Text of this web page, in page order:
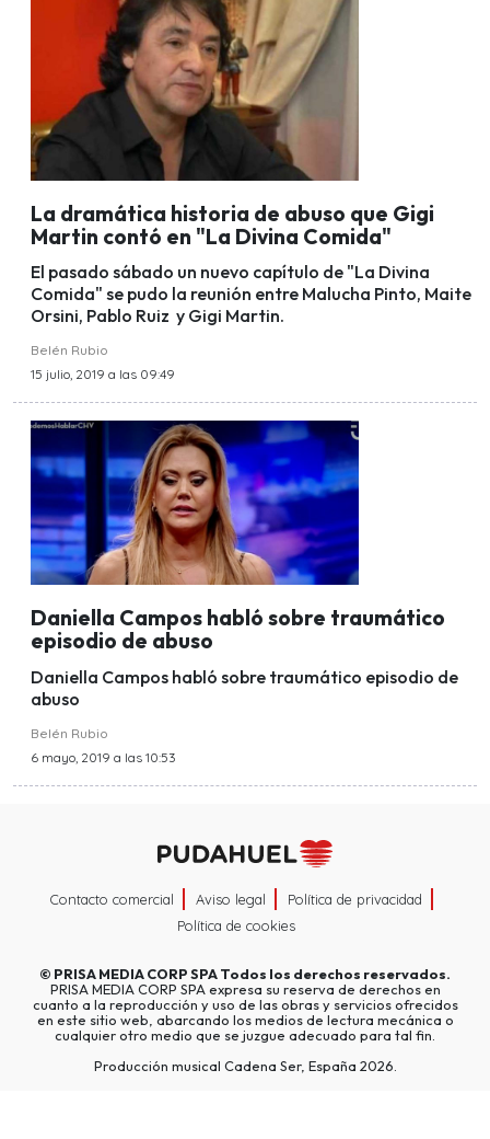
La dramática historia de abuso que Gigi
Martin contó en "La Divina Comida"
El pasado sábado un nuevo capítulo de "La Divina
Comida" se pudo la reunión entre Malucha Pinto, Maite
Orsini, Pablo Ruiz y Gigi Martin.
Belén Rubio
15 julio, 2019 a las 09:49
Daniella Campos habló sobre traumático
episodio de abuso
Daniella Campos habló sobre traumático episodio de
abuso
Belén Rubio
6 mayo, 2019 a las 10:53
Contacto comercial Aviso legal
Política de privacidad
Política de cookies
© PRISA MEDIA CORP SPATodos los derechos reservados.
PRISA MEDIA CORP SPA expresa su reserva de derechos en
cuanto a la reproducción y uso de las obras y servicios ofrecidos
en este sitio web, abarcando los medios de lectura mecánica o
cualquier otro medio que se juzgue adecuado para tal fin.
Producción musical Cadena Ser, España 2026.